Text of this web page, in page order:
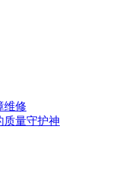
维修
量守护神